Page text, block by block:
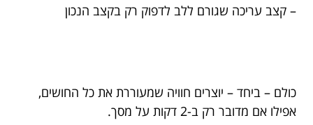
– קצב עריכה שגורם ללב לדפוק רק בקצב הנכון
כולם – ביחד – יוצרים חוויה שמעוררת את כל החושים,
אפילו אם מדובר רק ב-2 דקות על מסך.